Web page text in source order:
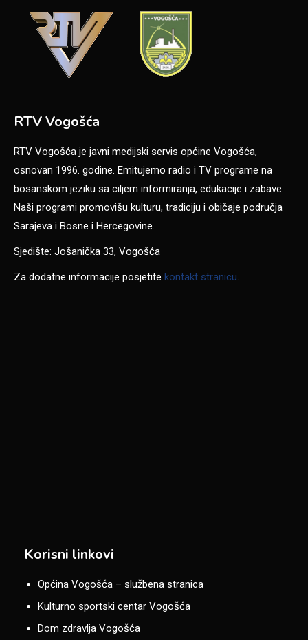
RTV Vogošća
RTV Vogošća je javni medijski servis općine Vogošća,
osnovan 1996. godine. Emitujemo radio i TV programe na
bosanskom jeziku sa ciljem informiranja, edukacije i zabave.
Naši programi promovišu kulturu, tradiciju i običaje područja
Sarajeva i Bosne i Hercegovine.
Sjedište: Jošanička 33, Vogošća
Za dodatne informacije posjetite kontakt stranicu.
Korisni linkovi
Općina Vogošća – službena stranica
Kulturno sportski centar Vogošća
Dom zdravlja Vogošća